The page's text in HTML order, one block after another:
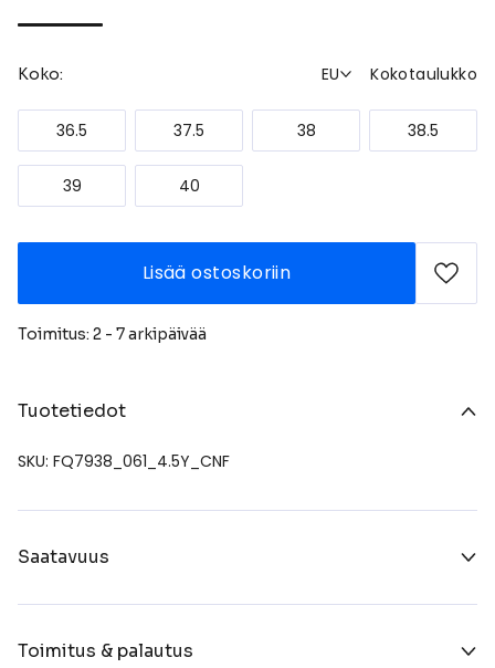
Koko: EU Kokotaulukko
36.5 37.5 38 38.5
39 40
Lisää ostoskoriin
Toimitus: 2 - 7 arkipäivää
Tuotetiedot
SKU: FQ7938_061_4.5Y_CNF
Saatavuus
Toimitus & palautus